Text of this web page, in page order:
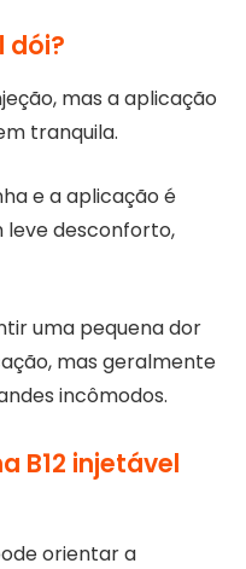
dói?
mas a aplicação
tranquila.
e a aplicação é
leve desconforto,
uma pequena dor
mas geralmente
incômodos.
B12 injetável
orientar a